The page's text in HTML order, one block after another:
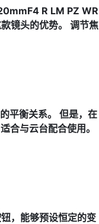
R LM PZ WR
镜头的优势。 调节焦
平衡关系。 但是，在
合与云台配合使用。
，能够预设恒定的变